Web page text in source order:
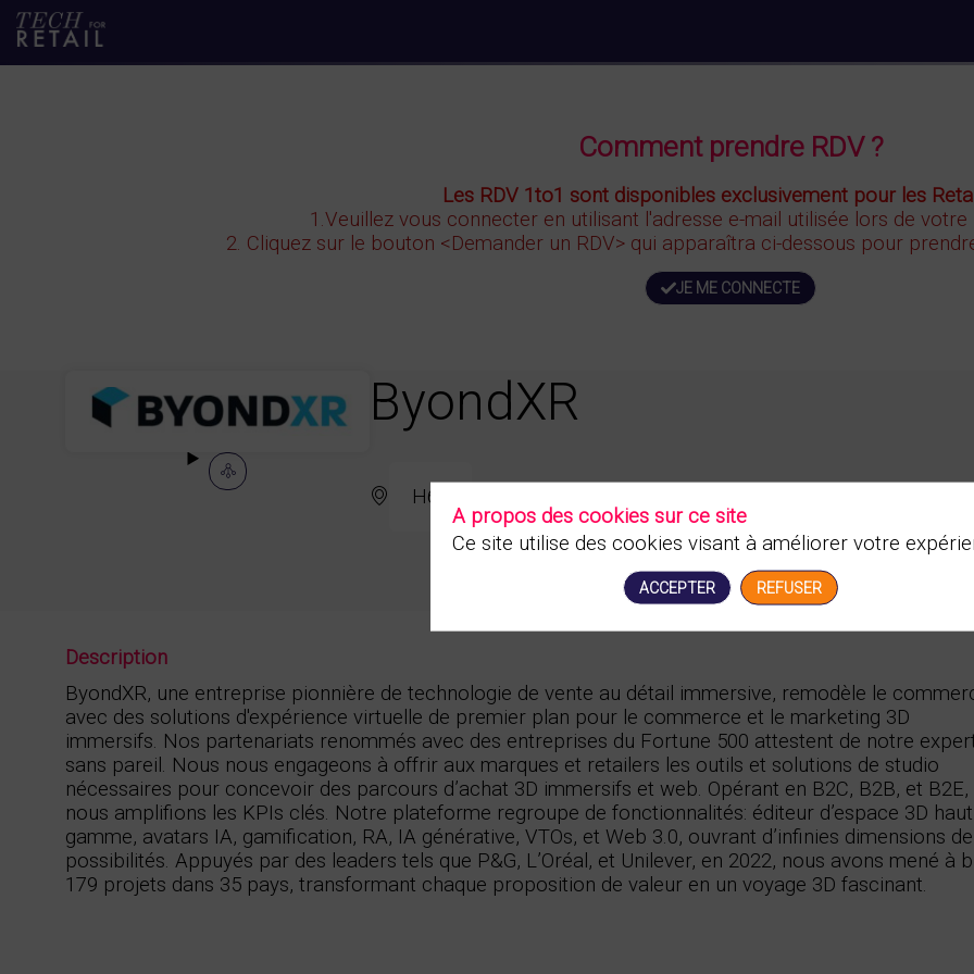
Comment prendre RDV ?
Les RDV 1to1 sont disponibles exclusivement pour les
1.Veuillez vous connecter en utilisant l'adresse e-mail utilisée lors de
2. Cliquez sur le bouton <Demander un RDV> qui apparaîtra ci-dessous pour
JE ME CONNECTE
ByondXR
H67
Description
ByondXR, une entreprise pionnière de technologie de vente au détail immersive, remodèle le
avec des solutions d'expérience virtuelle de premier plan pour le commerce et le marketing 3D
immersifs. Nos partenariats renommés avec des entreprises du Fortune 500 attestent de notre
sans pareil. Nous nous engageons à offrir aux marques et retailers les outils et solutions de studio
nécessaires pour concevoir des parcours d’achat 3D immersifs et web. Opérant en B2C, B2B, et B2E,
nous amplifions les KPIs clés. Notre plateforme regroupe de fonctionnalités: éditeur d’espace 3D
gamme, avatars IA, gamification, RA, IA générative, VTOs, et Web 3.0, ouvrant d’infinies dimensions de
possibilités. Appuyés par des leaders tels que P&G, L’Oréal, et Unilever, en 2022, nous avons mené à
179 projets dans 35 pays, transformant chaque proposition de valeur en un voyage 3D fascinant.
A propos des cookies sur ce site
Ce site utilise des cookies visant à améliorer votre
ACCEPTER REFUSER